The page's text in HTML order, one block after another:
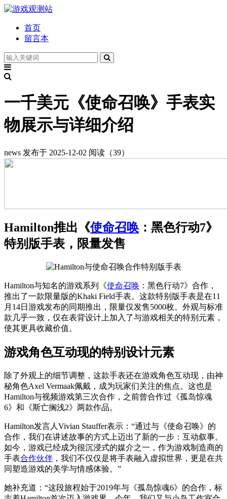
首页
留言本
一千美元《使命召唤》手表实
物展示与详细介绍
news 发布于 2025-12-02 阅读（39）
Hamilton推出《使命召唤：黑色行动7》
特别版手表，限量发售
Hamilton与知名的游戏系列《使命召唤 ：黑色行动7》合作，
推出了一款限量版的Khaki Field手表。这款特别版手表是在11
月14日游戏发布的同期推出，限量仅发售5000枚。外观与标准
款几乎一致，仅在表背设计上加入了与游戏相关的特别元素，
使其更具收藏价值。
游戏角色互动现的特别设计元素
除了外观上的细节调整，这款手表还在游戏角色互动现，由神
秘角色Axel Vermaak佩戴，成为玩家们关注的焦点。这也是
Hamilton与视频游戏第三次合作，之前曾合作过《孤岛惊魂
6》和《斯亡搁浅2》两款作品。
Hamilton发言人Vivian Stauffer表示：“通过与《使命召唤》的
合作，我们在讲述故事的方式上迈出了新的一步：互动叙事。
如今，游戏已经成为很沉浸式的媒介之一，作为游戏制造商的
手表合作伙伴 ，我们不仅仅是将手表融入虚拟世界，更是在共
同塑造游戏的美学与情感体验。”
她补充道：“这段旅程始于2019年与《孤岛惊魂6》的合作，标